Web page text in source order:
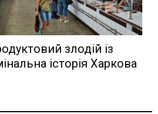
злодій із
історія Харкова